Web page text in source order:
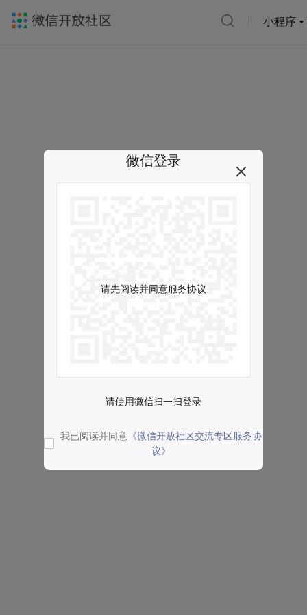
小程序
微信登录
请先阅读并同意服务协议
请使用微信扫一扫登录
我已阅读并同意 《微信开放社区交流专区服务协
议》